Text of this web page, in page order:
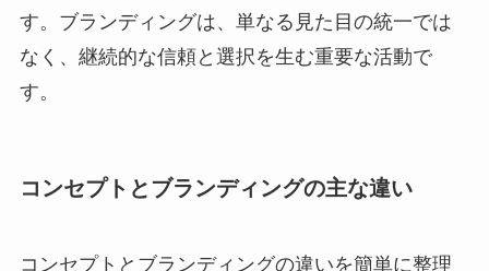
す。ブランディングは、単なる見た目の統一では
なく、継続的な信頼と選択を生む重要な活動で
す。
コンセプトとブランディングの主な違い
コンセプトとブランディングの違いを簡単に整理